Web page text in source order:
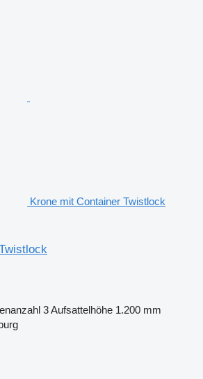
Krone mit Container Twistlock
3Aufsattelhöhe 1.200 mm